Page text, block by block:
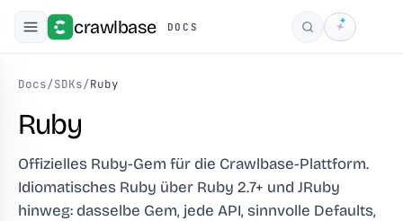
crawlbase DOCS Suchen
Docs/SDKs/Ruby
Ruby
Offizielles Ruby-Gem für die Crawlbase-Plattform.
Idiomatisches Ruby über Ruby 2.7+ und JRuby
hinweg: dasselbe Gem, jede API, sinnvolle Defaults,